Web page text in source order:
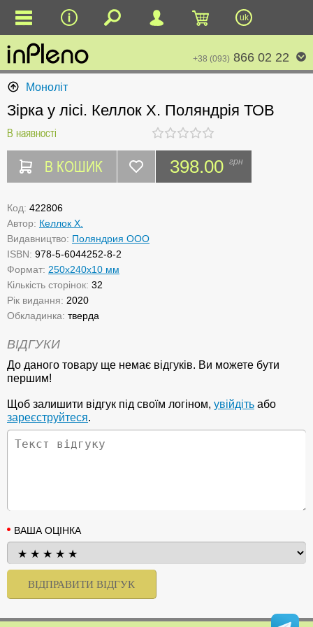
uk
+38 (093) 866 02 22
Моноліт
Зірка у лісі. Келлок Х. Поляндрія ТОВ
В наявності
В КОШИК 398.00 грн
Код: 422806
Автор: Келлок Х.
Видавництво: Поляндрия ООО
ISBN: 978-5-6044252-8-2
Формат: 250x240x10 мм
Кількість сторінок: 32
Рік видання: 2020
Обкладинка: тверда
ВІДГУКИ
До даного товару ще немає відгуків. Ви можете бути
першим!
Щоб залишити відгук під своїм логіном, увійдіть або
зареєструйтеся.
ВАША ОЦІНКА